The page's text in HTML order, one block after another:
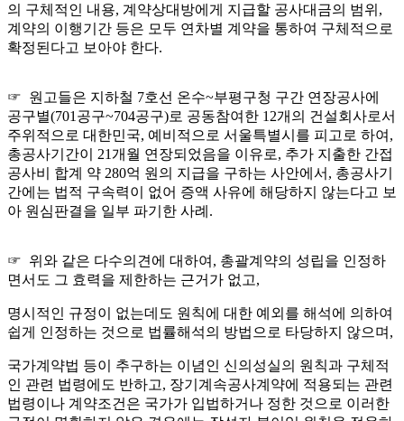
의 구체적인 내용, 계약상대방에게 지급할 공사대금의 범위,
계약의 이행기간 등은 모두 연차별 계약을 통하여 구체적으로
확정된다고 보아야 한다.
☞ 원고들은 지하철 7호선 온수~부평구청 구간 연장공사에
공구별(701공구~704공구)로 공동참여한 12개의 건설회사로서
주위적으로 대한민국, 예비적으로 서울특별시를 피고로 하여,
총공사기간이 21개월 연장되었음을 이유로, 추가 지출한 간접
공사비 합계 약 280억 원의 지급을 구하는 사안에서, 총공사기
간에는 법적 구속력이 없어 증액 사유에 해당하지 않는다고 보
아 원심판결을 일부 파기한 사례.
☞ 위와 같은 다수의견에 대하여, 총괄계약의 성립을 인정하
면서도 그 효력을 제한하는 근거가 없고,
명시적인 규정이 없는데도 원칙에 대한 예외를 해석에 의하여
쉽게 인정하는 것으로 법률해석의 방법으로 타당하지 않으며,
국가계약법 등이 추구하는 이념인 신의성실의 원칙과 구체적
인 관련 법령에도 반하고, 장기계속공사계약에 적용되는 관련
법령이나 계약조건은 국가가 입법하거나 정한 것으로 이러한